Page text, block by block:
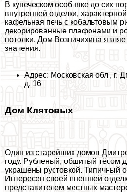
В купеческом особняке до сих
внутренней отделки,
кафельная печь с кобальтовым
декорированные плафонами и
потолки. Дом Возничихина
значения.
Адрес: Московская обл., г.
д. 16
Дом Клятовых
Один из старейших домов
году. Рубленый, обшитый тёсом
украшены рустовкой. Типичный
Интересен своей внешней
представителем местных